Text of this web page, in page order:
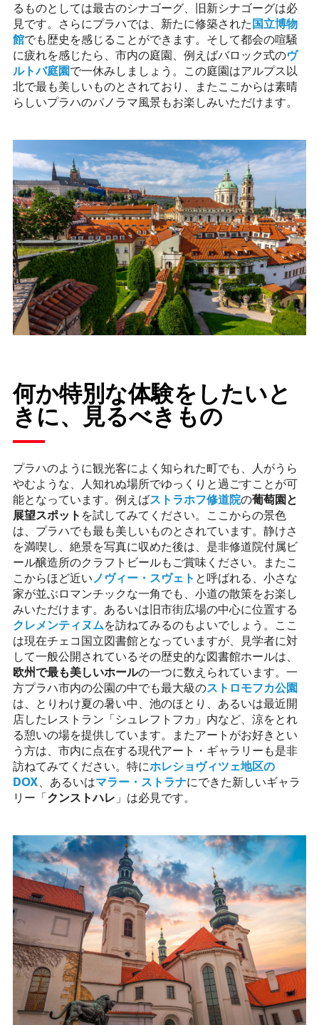
るものとしては最古のシナゴーグ、旧新シナゴーグは必
見です。さらにプラハでは、新たに修築された国立博物
館でも歴史を感じることができます。そして都会の喧騒
に疲れを感じたら、市内の庭園、例えばバロック式のヴ
ルトバ庭園で一休みしましょう。この庭園はアルプス以
北で最も美しいものとされており、またここからは素晴
らしいプラハのパノラマ風景もお楽しみいただけます。
何か特別な体験をしたいと
きに、見るべきもの
プラハのように観光客によく知られた町でも、人がうら
やむような、人知れぬ場所でゆっくりと過ごすことが可
能となっています。例えばストラホフ修道院の葡萄園と
展望スポット を試してみてください。ここからの景色
は、プラハでも最も美しいものとされています。静けさ
を満喫し、絶景を写真に収めた後は、是非修道院付属ビ
ール醸造所のクラフトビールもご賞味ください。またこ
こからほど近い ノヴィー・スヴェト と呼ばれる、小さな
家が並ぶロマンチックな一角でも、小道の散策をお楽し
みいただけます。あるいは旧市街広場の中心に位置する
クレメンティヌムを訪ねてみるのもよいでしょう。ここ
は現在チェコ国立図書館となっていますが、見学者に対
して一般公開されているその歴史的な図書館ホールは、
欧州で最も美しいホールの一つに数えられています。一
方プラハ市内の公園の中でも最大級のストロモフカ公園
は、とりわけ夏の暑い中、池のほとり、あるいは最近開
店したレストラン「シュレフトフカ」内など、涼をとれ
る憩いの場を提供しています。またアートがお好きとい
う方は、市内に点在する現代アート・ギャラリーも是非
訪ねてみてください。特にホレショヴィツェ地区の
DOX 、あるいはマラー・ストラナにできた新しいギャラ
リー「クンストハレ 」は必見です。